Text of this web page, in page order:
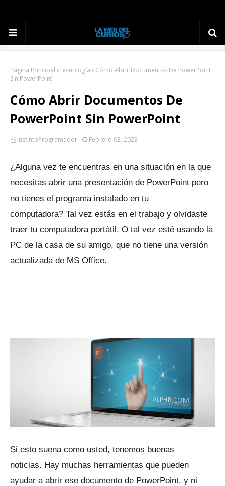
Página Principal tecnología
Cómo Abrir Documentos De PowerPoint
Sin PowerPoint
Cómo Abrir Documentos De
PowerPoint Sin PowerPoint
InstintoProgramador Febrero 03, 2023
¿Alguna vez te encuentras en una situación en la que
necesitas abrir una presentación de PowerPoint pero
no tienes el programa instalado en tu
computadora? Tal vez estás en el trabajo y olvidaste
traer tu computadora portátil. O tal vez esté usando la
PC de la casa de su amigo, que no tiene una versión
actualizada de MS Office.
Si esto suena como usted, tenemos buenas
noticias. Hay muchas herramientas que pueden
ayudar a abrir ese documento de PowerPoint, y ni